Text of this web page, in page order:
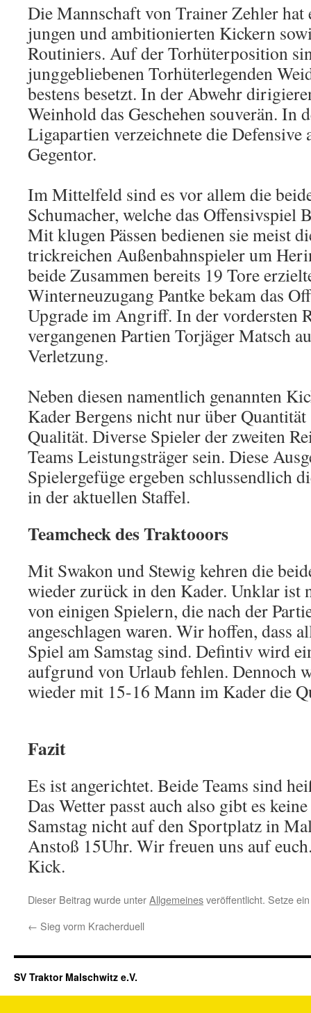
Die Mannschaft von Trainer Zehler hat
jungen und ambitionierten Kickern
Routiniers. Auf der Torhüterposition
junggebliebenen Torhüterlegenden
bestens besetzt. In der Abwehr
Weinhold das Geschehen souverän. In
Ligapartien verzeichnete die Defensive
Gegentor.
Im Mittelfeld sind es vor allem die
Schumacher, welche das Offensivspiel
Mit klugen Pässen bedienen sie meist
trickreichen Außenbahnspieler um
beide Zusammen bereits 19 Tore
Winterneuzugang Pantke bekam das
Upgrade im Angriff. In der vordersten
vergangenen Partien Torjäger Matsch
Verletzung.
Neben diesen namentlich genannten
Kader Bergens nicht nur über
Qualität. Diverse Spieler der zweiten
Teams Leistungsträger sein. Diese
Spielergefüge ergeben schlussendlich
in der aktuellen Staffel.
Teamcheck des Traktooors
Mit Swakon und Stewig kehren die
wieder zurück in den Kader. Unklar ist
von einigen Spielern, die nach der
angeschlagen waren. Wir hoffen, dass
Spiel am Samstag sind. Defintiv wird
aufgrund von Urlaub fehlen. Dennoch
wieder mit 15-16 Mann im Kader die
Fazit
Es ist angerichtet. Beide Teams sind
Das Wetter passt auch also gibt es
Samstag nicht auf den Sportplatz in
Anstoß 15Uhr. Wir freuen uns auf
Kick.
Dieser Beitrag wurde unterAllgemeinesveröffentlicht. Setze
← Sieg vorm Kracherduell
SV Traktor Malschwitz e.V.